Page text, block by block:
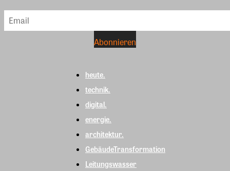
heute.
technik.
digital.
energie.
architektur.
GebäudeTransformation
Leitungswasser